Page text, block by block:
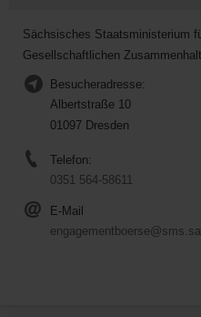
Sächsisches Staatsministerium
Gesellschaftlichen Zusammenhalt
Besucheradresse:
Albertstraße 10
01097 Dresden
Telefon:
0351 564-58611
E-Mail